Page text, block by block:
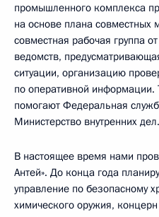
промышленного комплекса
на основе плана совместных
совместная рабочая группа
ведомств,
ситуации, организацию
по оперативной информации.
помогают Федеральная
Министерство внутренних дел.
В настоящее время нами
Антей». До конца года
управление по безопасному
химического оружия,